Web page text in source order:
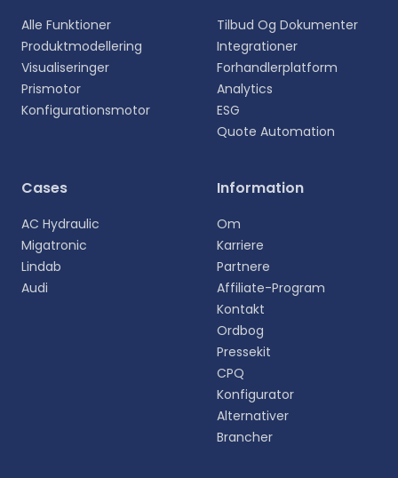
Vælg sprog
oplevelse.
Alle Funktioner
Produktmodellering
Visualiseringer
Prismotor
Konfigurationsmotor
Tilbud Og Dokumenter
Integrationer
Forhandlerplatform
Analytics
ESG
Quote Automation
Cases
AC Hydraulic
Migatronic
Lindab
Audi
Information
Om
Karriere
Partnere
Affiliate-Program
Kontakt
Ordbog
Pressekit
CPQ
Konfigurator
Alternativer
Brancher